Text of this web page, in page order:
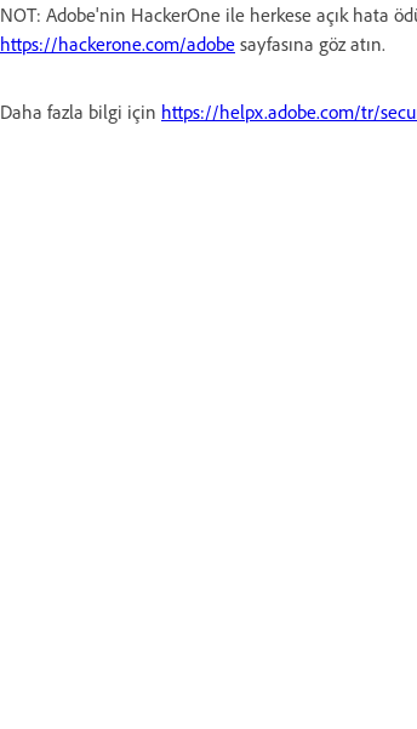
NOT: Adobe'nin HackerOne ile herkese açık hata
https://hackerone.com/adobe sayfasına göz atın.
Daha fazla bilgi için https://helpx.adobe.com/tr/